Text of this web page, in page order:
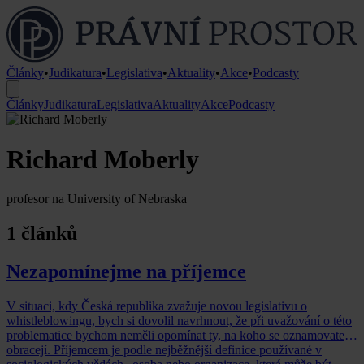
Články•Judikatura•Legislativa•Aktuality•Akce•Podcasty
ČlánkyJudikaturaLegislativaAktualityAkcePodcasty
Richard Moberly
profesor na University of Nebraska
1 článků
Nezapomínejme na příjemce
V situaci, kdy Česká republika zvažuje novou legislativu o
whistleblowingu, bych si dovolil navrhnout, že při uvažování o této
problematice bychom neměli opomínat ty, na koho se oznamovatelé
obracejí. Příjemcem je podle nejběžnější definice používané v